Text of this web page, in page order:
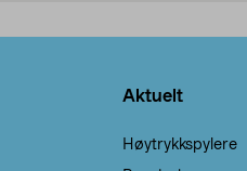
Aktuelt
Høytrykkspylere